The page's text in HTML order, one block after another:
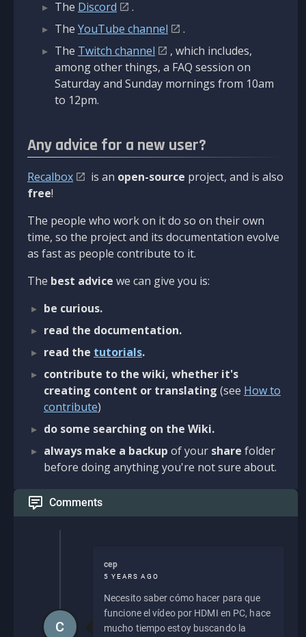
The Discord
.
The YouTube channel
.
The Twitch channel
, which includes,
among other things, a FAQ session on
Saturday and Sunday mornings from 10am
to 12pm.
Any advice for a new user?
Recalbox is an open-source project, and is also
free!
The people who work on it do so on their own
time, so the project and its documentation evolve
as fast as people contribute to it.
The best advice we can give you is:
be curious.
read the documentation.
read the tutorials.
contribute to the wiki, whether it's
creating content or translating (see How to
contribute)
do some searching on the Wiki.
always make a backup of your share folder
before doing anything you're not sure about.
Comments
cep
5 YEARS AGO
Necesito saber cómo hacer para que
funcione el vídeo por HDMI en PC, hace
mucho tiempo estoy buscando la
C